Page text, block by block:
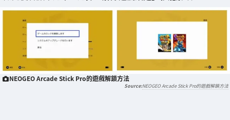
NEOGEO Arcade Stick Pro的遊戲解鎖方法
NEOGEO Arcade Stick Pro的遊戲解鎖方法